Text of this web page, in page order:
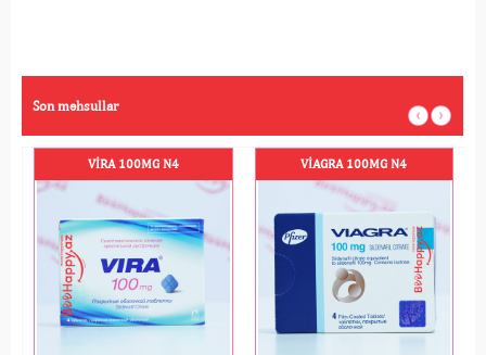
Son məhsullar
VIRA 100MG N4 VIAGRA 100MG N4